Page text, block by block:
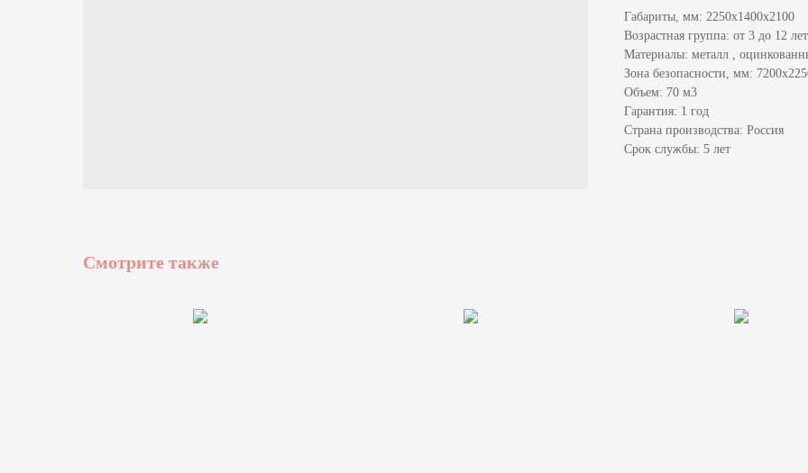
Габариты, мм: 2250х1400х2100
Возрастная группа: от 3 до 12 лет
Материалы: металл ,
Зона безопасности, мм:
Объем: 70 м3
Гарантия: 1 год
Страна производства: Россия
Срок службы: 5 лет
Смотрите также